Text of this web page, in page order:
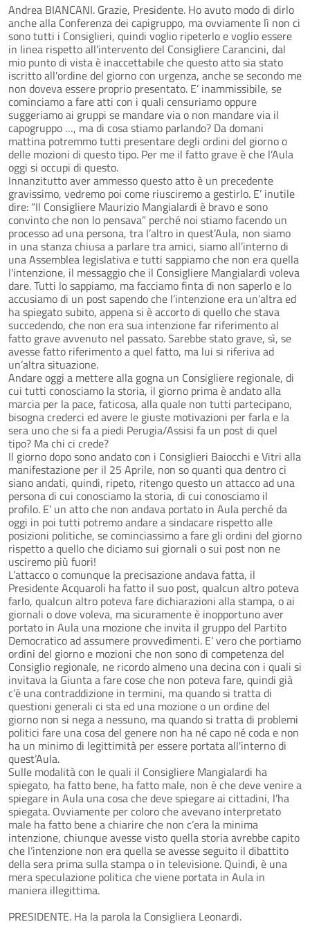
Andrea BIANCANI. Grazie, Presidente. Ho avuto modo di dirlo
anche alla Conferenza dei capigruppo, ma ovviamente lì non ci
sono tutti i Consiglieri, quindi voglio ripeterlo e voglio essere
in linea rispetto all’intervento del Consigliere Carancini, dal
mio punto di vista è inaccettabile che questo atto sia stato
iscritto all'ordine del giorno con urgenza, anche se secondo me
non doveva essere proprio presentato. E’ inammissibile, se
cominciamo a fare atti con i quali censuriamo oppure
suggeriamo ai gruppi se mandare via o non mandare via il
capogruppo …, ma di cosa stiamo parlando? Da domani
mattina potremmo tutti presentare degli ordini del giorno o
delle mozioni di questo tipo. Per me il fatto grave è che l’Aula
oggi si occupi di questo.
Innanzitutto aver ammesso questo atto è un precedente
gravissimo, vedremo poi come riusciremo a gestirlo. E’ inutile
dire: “Il Consigliere Maurizio Mangialardi è bravo e sono
convinto che non lo pensava” perché noi stiamo facendo un
processo ad una persona, tra l’altro in quest’Aula, non siamo
in una stanza chiusa a parlare tra amici, siamo all’interno di
una Assemblea legislativa e tutti sappiamo che non era quella
l'intenzione, il messaggio che il Consigliere Mangialardi voleva
dare. Tutti lo sappiamo, ma facciamo finta di non saperlo e lo
accusiamo di un post sapendo che l’intenzione era un’altra ed
ha spiegato subito, appena si è accorto di quello che stava
succedendo, che non era sua intenzione far riferimento al
fatto grave avvenuto nel passato. Sarebbe stato grave, sì, se
avesse fatto riferimento a quel fatto, ma lui si riferiva ad
un’altra situazione.
Andare oggi a mettere alla gogna un Consigliere regionale, di
cui tutti conosciamo la storia, il giorno prima è andato alla
marcia per la pace, faticosa, alla quale non tutti partecipano,
bisogna crederci ed avere le giuste motivazioni per farla e la
sera uno che si fa a piedi Perugia/Assisi fa un post di quel
tipo? Ma chi ci crede?
Il giorno dopo sono andato con i Consiglieri Baiocchi e Vitri alla
manifestazione per il 25 Aprile, non so quanti qua dentro ci
siano andati, quindi, ripeto, ritengo questo un attacco ad una
persona di cui conosciamo la storia, di cui conosciamo il
profilo. E’ un atto che non andava portato in Aula perché da
oggi in poi tutti potremo andare a sindacare rispetto alle
posizioni politiche, se cominciassimo a fare gli ordini del giorno
rispetto a quello che diciamo sui giornali o sui post non ne
usciremo più fuori!
L’attacco o comunque la precisazione andava fatta, il
Presidente Acquaroli ha fatto il suo post, qualcun altro poteva
farlo, qualcun altro poteva fare dichiarazioni alla stampa, o ai
giornali o dove voleva, ma sicuramente è inopportuno aver
portato in Aula una mozione che invita il gruppo del Partito
Democratico ad assumere provvedimenti. E’ vero che portiamo
ordini del giorno e mozioni che non sono di competenza del
Consiglio regionale, ne ricordo almeno una decina con i quali si
invitava la Giunta a fare cose che non poteva fare, quindi già
c’è una contraddizione in termini, ma quando si tratta di
questioni generali ci sta ed una mozione o un ordine del
giorno non si nega a nessuno, ma quando si tratta di problemi
politici fare una cosa del genere non ha né capo né coda e non
ha un minimo di legittimità per essere portata all'interno di
quest’Aula.
Sulle modalità con le quali il Consigliere Mangialardi ha
spiegato, ha fatto bene, ha fatto male, non è che deve venire a
spiegare in Aula una cosa che deve spiegare ai cittadini, l’ha
spiegata. Ovviamente per coloro che avevano interpretato
male ha fatto bene a chiarire che non c’era la minima
intenzione, chiunque avesse visto quella storia avrebbe capito
che l’intenzione non era quella se avesse seguito il dibattito
della sera prima sulla stampa o in televisione. Quindi, è una
mera speculazione politica che viene portata in Aula in
maniera illegittima.
PRESIDENTE. Ha la parola la Consigliera Leonardi.